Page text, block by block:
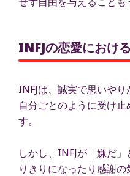
INFJの恋愛におけ
INFJは、誠実で思いや
自分ごとのように受け
す。
しかし、INFJが「嫌だ
りきりになったり感謝